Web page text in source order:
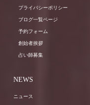
プライバシーポリシー
ブログ一覧ページ
予約フォーム
創始者挨拶
占い師募集
NEWS
ニュース